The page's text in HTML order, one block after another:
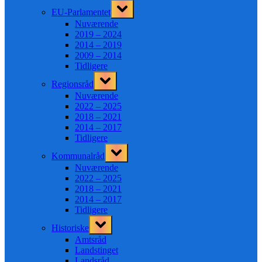
EU-Parlamentet
Toggle
sub-
menu
Nuværende
2019 – 2024
2014 – 2019
2009 – 2014
Tidligere
Regionsråd
Toggle
sub-
menu
Nuværende
2022 – 2025
2018 – 2021
2014 – 2017
Tidligere
Kommunalråd
Toggle
sub-
menu
Nuværende
2022 – 2025
2018 – 2021
2014 – 2017
Tidligere
Historiske
Toggle
sub-
menu
Amtsråd
Landstinget